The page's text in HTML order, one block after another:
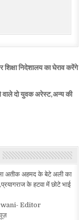
निदेशालय का घेराव करेंगे
वाले दो युवक अरेस्ट,अन्य की
अतीक अहमद के बेटे अली का
के हटवा में छोटे भाई
Editor